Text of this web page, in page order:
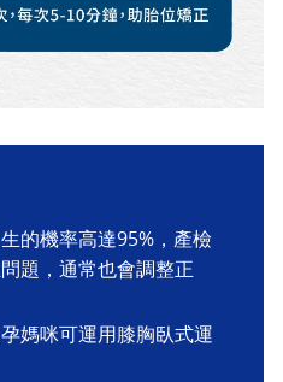
的機率高達95%，產檢
題，通常也會調整正
媽咪可運用膝胸臥式運